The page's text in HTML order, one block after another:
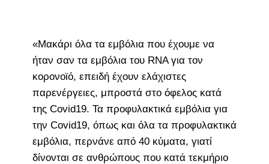
«Μακάρι όλα τα εμβόλια που έχουμε να
ήταν σαν τα εμβόλια του RNA για τον
κορονοϊό, επειδή έχουν ελάχιστες
παρενέργειες, μπροστά στο όφελος κατά
της Covid19. Τα προφυλακτικά εμβόλια για
την Covid19, όπως και όλα τα προφυλακτικά
εμβόλια, περνάνε από 40 κύματα, γιατί
δίνονται σε ανθρώπους που κατά τεκμήριο